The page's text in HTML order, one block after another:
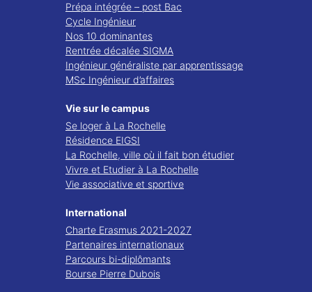
Prépa intégrée – post Bac
Cycle Ingénieur
Nos 10 dominantes
Rentrée décalée SIGMA
Ingénieur généraliste par apprentissage
MSc Ingénieur d’affaires
Vie sur le campus
Se loger à La Rochelle
Résidence EIGSI
La Rochelle, ville où il fait bon étudier
Vivre et Etudier à La Rochelle
Vie associative et sportive
International
Charte Erasmus 2021-2027
Partenaires internationaux
Parcours bi-diplômants
Bourse Pierre Dubois